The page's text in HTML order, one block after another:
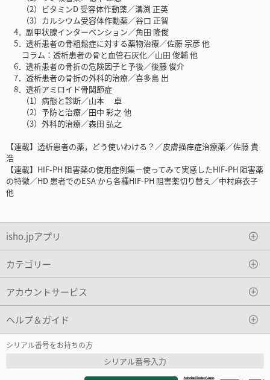
（2）ビタミンD 受容体作動薬／溝渕 正英
（3）カルシウム受容体作動薬／谷口 正智
4．副甲状腺インターベンション／角田 隆俊
5．透析患者の骨粗鬆症に対する薬物治療／佐藤 宗彦 他
コラム：透析患者の骨と血管石灰化／山田 俊輔 他
6．透析患者の骨折の危険因子と予後／後藤 俊介
7．透析患者の骨折の外科的治療／喜多島 出
8．透析アミロイド骨関節症
（1）病態と診断／山本 卓
（2）予防と治療／田中 彩之 他
（3）外科的治療／森田 弘之
【連載】透析患者の薬，どう使いわける？／皮膚掻痒症治療薬／佐藤 貴
浩
【連載】HIF-PH 阻害薬の使用症例集－使ってみて実感したHIF-PH 阻害薬
の特徴／HD 患者でのESA から各種HIF-PH 阻害薬切り替え／中村麻衣子
他
isho.jpアプリ
カテゴリー
アカウントサービス
ヘルプ＆ガイド
シリアル番号をお持ちの方
シリアル番号入力